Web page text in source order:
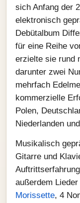
sich Anfang der
elektronisch
Debütalbum
für eine Reihe
erzielte sie rund
darunter zwei
mehrfach
kommerzielle
Polen,
Niederlanden
Musikalisch
Gitarre und
außerdem
Morissette, 4